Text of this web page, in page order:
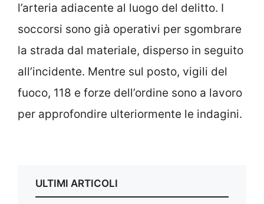
l’arteria adiacente al luogo del delitto. I
soccorsi sono già operativi per sgombrare
la strada dal materiale, disperso in seguito
all’incidente. Mentre sul posto, vigili del
fuoco, 118 e forze dell’ordine sono a lavoro
per approfondire ulteriormente le indagini.
ULTIMI ARTICOLI